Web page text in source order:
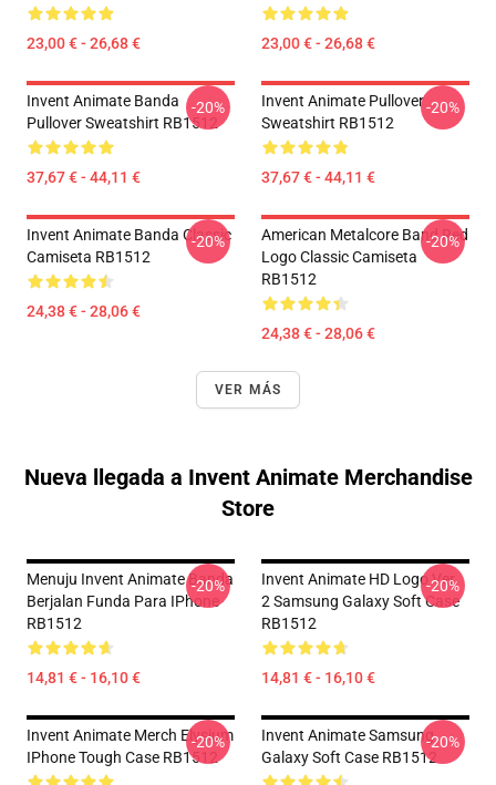
23,00 € - 26,68 € 23,00 € - 26,68 €
Invent Animate Banda
Pullover Sweatshirt RB1512
37,67 € - 44,11 €
-20%
Invent Animate Pullover
Sweatshirt RB1512
37,67 € - 44,11 €
-20%
Invent Animate Banda Classic
Camiseta RB1512
24,38 € - 28,06 €
-20%
American Metalcore Band Red
Logo Classic Camiseta
RB1512
24,38 € - 28,06 €
-20%
VER MÁS
Nueva llegada a Invent Animate Merchandise
Store
Menuju Invent Animate Banda
Berjalan Funda Para IPhone
RB1512
14,81 € - 16,10 €
-20%
Invent Animate HD Logo Ver.
2 Samsung Galaxy Soft Case
RB1512
14,81 € - 16,10 €
-20%
Invent Animate Merch Elysium
IPhone Tough Case RB1512
-20%
Invent Animate Samsung
Galaxy Soft Case RB1512
-20%